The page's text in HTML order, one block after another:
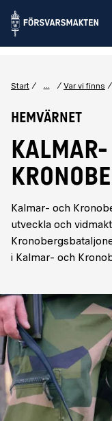
Start ... Var vi finns
Hemvärnet
KALMAR-
Kalmar- och
utveckla och
i Kalmar- och